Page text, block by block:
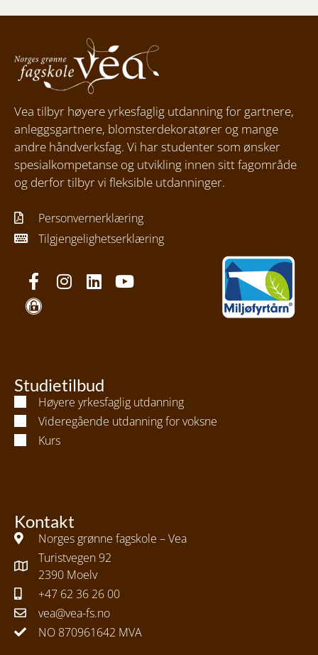
Vea tilbyr høyere yrkesfaglig utdanning for gartnere,
anleggsgartnere, blomsterdekoratører og mange
andre håndverksfag. Vi har studenter som ønsker
spesialkompetanse og utvikling innen sitt fagområde
og derfor tilbyr vi fleksible utdanninger.
Personvernerklæring
Tilgjengelighetserklæring
Studietilbud
Høyere yrkesfaglig utdanning
Videregående utdanning for voksne
Kurs
Kontakt
Norges grønne fagskole – Vea
Turistvegen 92
2390 Moelv
+47 62 36 26 00
vea@vea-fs.no
NO 870961642 MVA